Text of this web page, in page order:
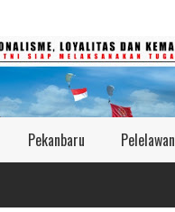
Pekanbaru Pelelawan